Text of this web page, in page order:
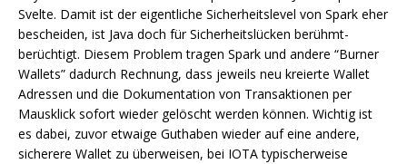
Svelte. Damit ist der eigentliche Sicherheitslevel von Spark eher
bescheiden, ist Java doch für Sicherheitslücken berühmt-
berüchtigt. Diesem Problem tragen Spark und andere “Burner
Wallets” dadurch Rechnung, dass jeweils neu kreierte Wallet
Adressen und die Dokumentation von Transaktionen per
Mausklick sofort wieder gelöscht werden können. Wichtig ist
es dabei, zuvor etwaige Guthaben wieder auf eine andere,
sicherere Wallet zu überweisen, bei IOTA typischerweise